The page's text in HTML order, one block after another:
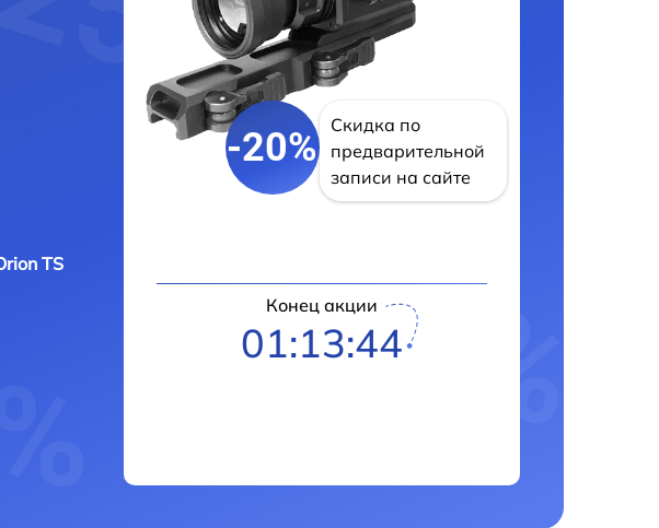
TS
-20%
Скидка по
предварительной
записи на сайте
Конец акции
01:13:43